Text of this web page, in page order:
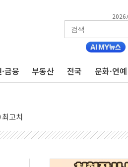
금융 부동산 전국 문화·연예
정청래 격차 확대'
타진
" 요구
낮아지며 상승… STOXX 600 지수는
·이란 위협에 맞설 자체 억지력 강화